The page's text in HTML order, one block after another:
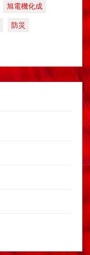
旭電機化成
防災